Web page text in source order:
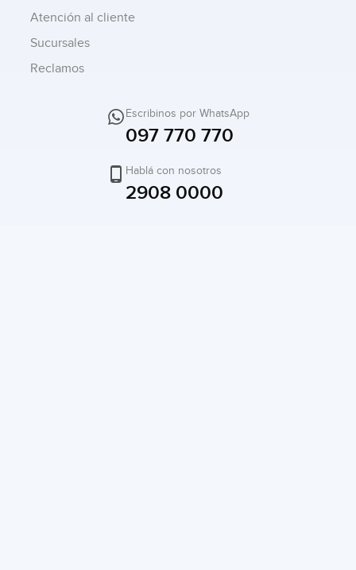
Atención al cliente
Sucursales
Reclamos
Escribinos por WhatsApp
097 770 770
Hablá con nosotros
2908 0000